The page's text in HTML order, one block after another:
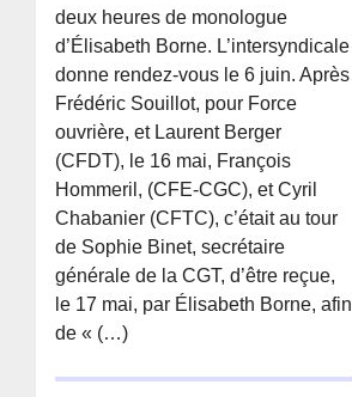
deux heures de monologue
d’Élisabeth Borne. L’intersyndicale
donne rendez-vous le 6 juin. Après
Frédéric Souillot, pour Force
ouvrière, et Laurent Berger
(CFDT), le 16 mai, François
Hommeril, (CFE-CGC), et Cyril
Chabanier (CFTC), c’était au tour
de Sophie Binet, secrétaire
générale de la CGT, d’être reçue,
le 17 mai, par Élisabeth Borne, afin
de « (…)